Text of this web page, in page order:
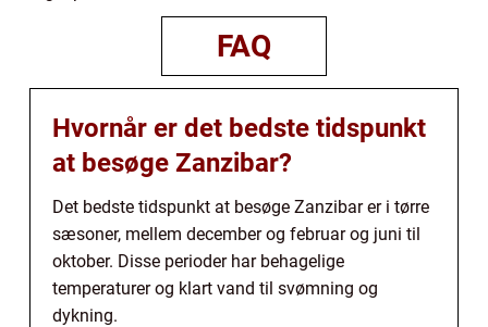
FAQ
Hvornår er det bedste tidspunkt
at besøge Zanzibar?
Det bedste tidspunkt at besøge Zanzibar er i tørre
sæsoner, mellem december og februar og juni til
oktober. Disse perioder har behagelige
temperaturer og klart vand til svømning og
dykning.